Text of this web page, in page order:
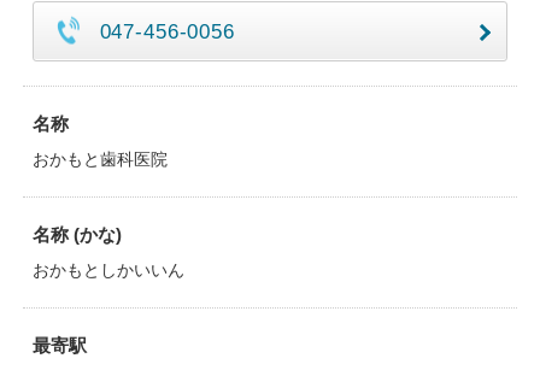
047-456-0056
名称
おかもと歯科医院
名称 (かな)
おかもとしかいいん
最寄駅